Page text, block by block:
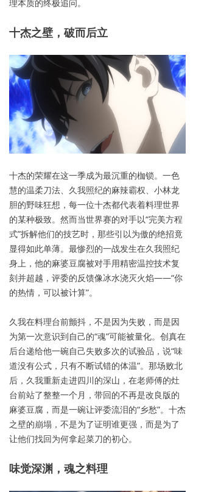
理本质的终极追问。
十杰之壁，破而后立
十杰的荣耀在这一季成为最沉重的枷锁。一色
慧的温柔刀法、久我照纪的麻辣霸权、小林龙
胆的野味狂想，每一位十杰都代表着料理世界
的某种极致。然而当世界赛的对手以“完美方程
式”拆解他们的技艺时，那些引以为傲的绝招竟
显得如此单薄。最惨烈的一战发生在久我照纪
身上，他的麻婆豆腐被对手用精密温控技术复
刻并超越，评委的反馈像冰水浇灭火焰——“你
的热情，可以被计算”。
久我在料理台前颤抖，不是因为失败，而是因
为第一次意识到自己的“魂”可能被量化。创真在
后台递给他一碗自己失败多次的试验品，说“味
道没有公式，只有不断试错的体温”。那场败北
后，久我重新走进四川的深山，在老师傅的灶
台前站了整整一个月，带回的不再是改良版的
麻婆豆腐，而是一碗让评委流泪的“乡愁”。十杰
之壁的崩塌，不是为了证明谁更强，而是为了
让他们找回为何拿起菜刀的初心。
味觉深渊，魂之料理